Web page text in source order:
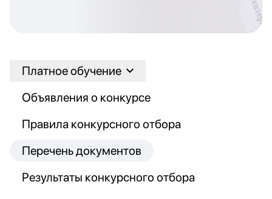
Платное обучение
Объявления о конкурсе
Правила конкурсного отбора
Перечень документов
Результаты конкурсного отбора